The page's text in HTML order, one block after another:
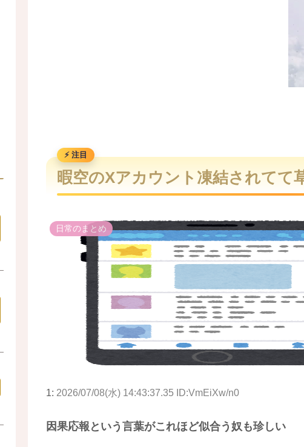
暇空のXアカウント凍結されてて
日常のまとめ
1: 2026/07/08(水) 14:43:37.35 ID:VmEiXw/n0
因果応報という言葉がこれほど似合う奴も珍しい